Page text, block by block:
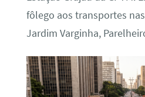
fôlego aos transportes
Jardim Varginha,